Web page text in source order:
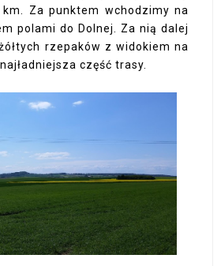
km. Za punktem wchodzimy na
polami do Dolnej. Za nią dalej
rzepaków z widokiem na
część trasy.